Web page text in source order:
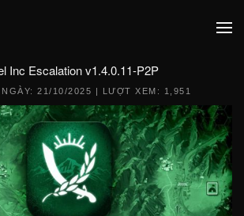
Inc Escalation v1.4.0.11-P2P
NGÀY:21/10/2025 | LƯỢT XEM: 1,951